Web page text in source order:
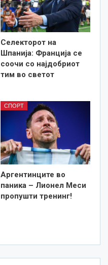
Селекторот на
Шпанија: Франција се
соочи со најдобриот
тим во светот
СПОРТ
Аргентинците во
паника – Лионел Меси
пропушти тренинг!